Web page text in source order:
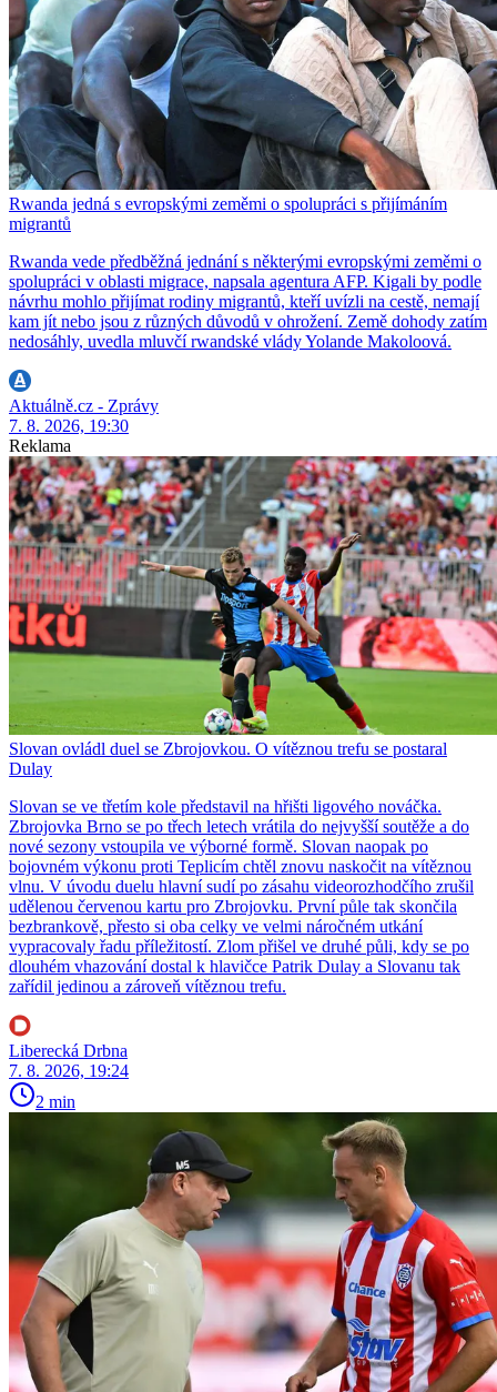
Rwanda jedná s evropskými zeměmi o spolupráci s přijímáním
migrantů
Rwanda vede předběžná jednání s některými evropskými zeměmi o
spolupráci v oblasti migrace, napsala agentura AFP. Kigali by podle
návrhu mohlo přijímat rodiny migrantů, kteří uvízli na cestě, nemají
kam jít nebo jsou z různých důvodů v ohrožení. Země dohody zatím
nedosáhly, uvedla mluvčí rwandské vlády Yolande Makoloová.
Aktuálně.cz - Zprávy
7. 8. 2026, 19:30
Reklama
Slovan ovládl duel se Zbrojovkou. O vítěznou trefu se postaral
Dulay
Slovan se ve třetím kole představil na hřišti ligového nováčka.
Zbrojovka Brno se po třech letech vrátila do nejvyšší soutěže a do
nové sezony vstoupila ve výborné formě. Slovan naopak po
bojovném výkonu proti Teplicím chtěl znovu naskočit na vítěznou
vlnu. V úvodu duelu hlavní sudí po zásahu videorozhodčího zrušil
udělenou červenou kartu pro Zbrojovku. První půle tak skončila
bezbrankově, přesto si oba celky ve velmi náročném utkání
vypracovaly řadu příležitostí. Zlom přišel ve druhé půli, kdy se po
dlouhém vhazování dostal k hlavičce Patrik Dulay a Slovanu tak
zařídil jedinou a zároveň vítěznou trefu.
Liberecká Drbna
7. 8. 2026, 19:24
2 min